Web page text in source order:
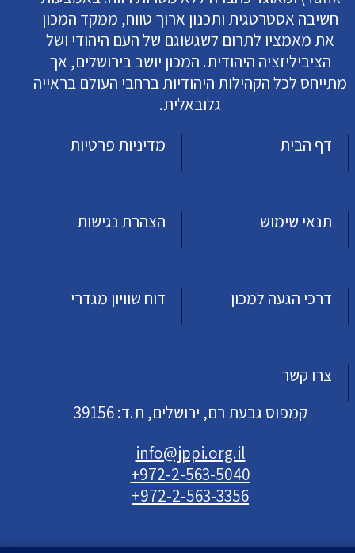
חשיבה אסטרטגית ותכנון ארוך טווח, ממקד המכון
את מאמציו לתרום לשגשוגם של העם היהודי ושל
הציביליזציה היהודית. המכון יושב בירושלים, אך
מתייחס לכל הקהילות היהודיות ברחבי העולם בראייה
גלובאלית.
דף הבית
מדיניות פרטיות
תנאי שימוש הצהרת נגישות
דרכי הגעה למכון דוח שוויון מגדרי
צרו קשר
קמפוס גבעת רם, ירושלים, ת.ד: 39156
info@jppi.org.il
+972-2-563-5040
+972-2-563-3356